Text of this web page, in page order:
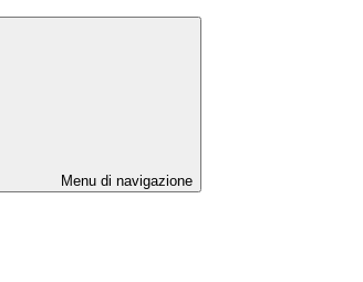
Menu di navigazione